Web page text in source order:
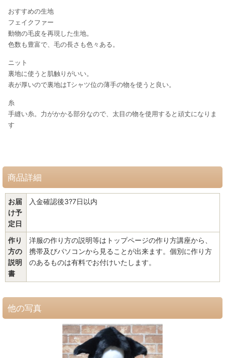
おすすめの生地
フェイクファー
動物の毛皮を再現した生地。
色数も豊富で、毛の長さも色々ある。
ニット
裏地に使うと肌触りがいい。
表が厚いので裏地はTシャツ位の薄手の物を使うと良い。
糸
手縫い糸。力がかかる部分なので、太目の物を使用すると頑丈になりま
す
商品詳細
お届
け予
定日
入金確認後3?7日以内
作り
方の
説明
書
洋服の作り方の説明等はトップページの作り方講座から、
携帯及びパソコンから見ることが出来ます。個別に作り方
のあるものは有料でお付けいたします。
他の写真